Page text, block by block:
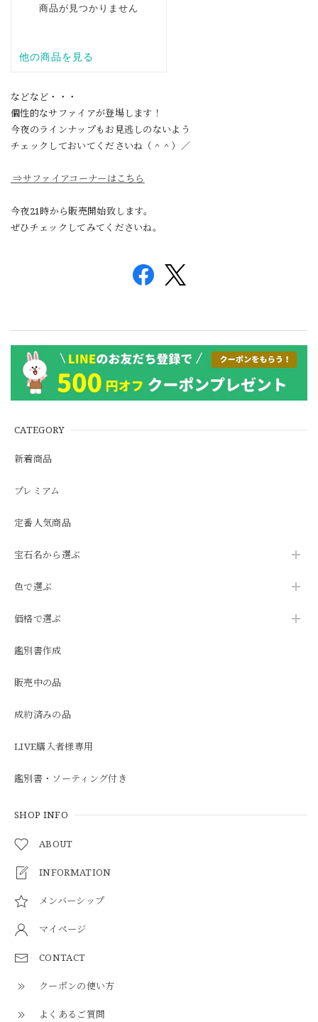
CATEGORY
新着商品
プレミアム
定番人気商品
宝石名から選ぶ
色で選ぶ
価格で選ぶ
鑑別書作成
販売中の品
成約済みの品
LIVE購入者様専用
鑑別書・ソーティング付き
SHOP INFO
ABOUT
INFORMATION
メンバーシップ
マイページ
CONTACT
クーポンの使い方
よくあるご質問
などなど・・・
個性的なサファイアが登場します！
今夜のラインナップもお見逃しのないよう
チェックしておいてくださいね（＾＾）／
⇒サファイアコーナーはこちら
今夜21時から販売開始致します。
ぜひチェックしてみてくださいね。